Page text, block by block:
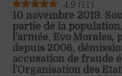
4.9 ( 11 )
10 novembre 2019.
partie de la
l’armée, Evo Morales,
depuis 2006,
accusation de fraude
l’Organisation des